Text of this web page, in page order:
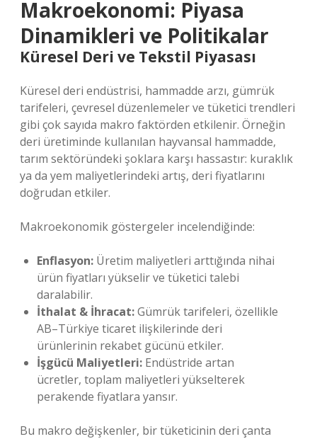
Makroekonomi: Piyasa
Dinamikleri ve Politikalar
Küresel Deri ve Tekstil Piyasası
Küresel deri endüstrisi, hammadde arzı, gümrük
tarifeleri, çevresel düzenlemeler ve tüketici trendleri
gibi çok sayıda makro faktörden etkilenir. Örneğin
deri üretiminde kullanılan hayvansal hammadde,
tarım sektöründeki şoklara karşı hassastır: kuraklık
ya da yem maliyetlerindeki artış, deri fiyatlarını
doğrudan etkiler.
Makroekonomik göstergeler incelendiğinde:
Enflasyon: Üretim maliyetleri arttığında nihai
ürün fiyatları yükselir ve tüketici talebi
daralabilir.
İthalat & İhracat:Gümrük tarifeleri, özellikle
AB–Türkiye ticaret ilişkilerinde deri
ürünlerinin rekabet gücünü etkiler.
İşgücü Maliyetleri: Endüstride artan
ücretler, toplam maliyetleri yükselterek
perakende fiyatlara yansır.
Bu makro değişkenler, bir tüketicinin deri çanta